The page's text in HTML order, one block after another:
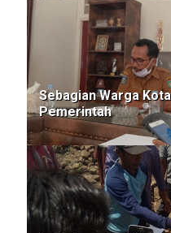
Sebagian Warga
Pemerintah